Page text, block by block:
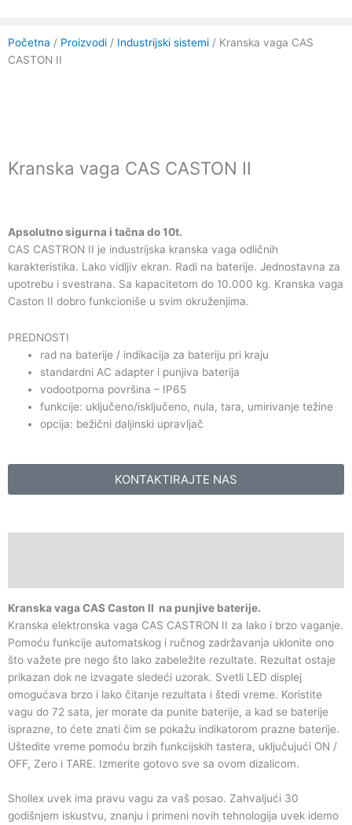
content
Početna / Proizvodi / Industrijski sistemi / Kranska vaga CAS
CASTON II
Kranska vaga CAS CASTON II
Apsolutno sigurna i tačna do 10t.
CAS CASTRON II je industrijska kranska vaga odličnih
karakteristika. Lako vidljiv ekran. Radi na baterije. Jednostavna za
upotrebu i svestrana. Sa kapacitetom do 10.000 kg. Kranska vaga
Caston II dobro funkcioniše u svim okruženjima.
PREDNOSTI
rad na baterije / indikacija za bateriju pri kraju
standardni AC adapter i punjiva baterija
vodootporna površina – IP65
funkcije: uključeno/isključeno, nula, tara, umirivanje težine
opcija: bežični daljinski upravljač
KONTAKTIRAJTE NAS
Kranska vaga CAS Caston II na punjive baterije.
Kranska elektronska vaga CAS CASTRON II za lako i brzo vaganje.
Pomoću funkcije automatskog i ručnog zadržavanja uklonite ono
što važete pre nego što lako zabeležite rezultate. Rezultat ostaje
prikazan dok ne izvagate sledeći uzorak. Svetli LED displej
omogućava brzo i lako čitanje rezultata i štedi vreme. Koristite
vagu do 72 sata, jer morate da punite baterije, a kad se baterije
isprazne, to ćete znati čim se pokažu indikatorom prazne baterije.
Uštedite vreme pomoću brzih funkcijskih tastera, uključujući ON /
OFF, Zero i TARE. Izmerite gotovo sve sa ovom dizalicom.
Shollex uvek ima pravu vagu za vaš posao. Zahvaljući 30
godišnjem iskustvu, znanju i primeni novih tehnologija uvek idemo